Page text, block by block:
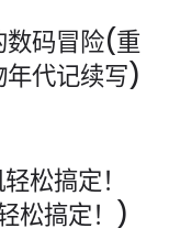
数码冒险(重
年代记续写)
松搞定！
松搞定！)